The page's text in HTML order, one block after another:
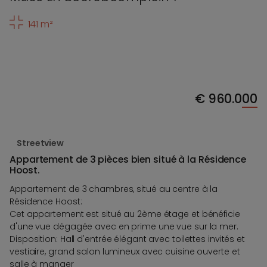
141 m²
€960.000
Streetview
Appartement de 3 pièces bien situé à la Résidence
Hoost.
Appartement de 3 chambres, situé au centre à la
Résidence Hoost:
Cet appartement est situé au 2ème étage et bénéficie
d'une vue dégagée avec en prime une vue sur la mer.
Disposition: Hall d'entrée élégant avec toilettes invités et
vestiaire, grand salon lumineux avec cuisine ouverte et
salle à manger